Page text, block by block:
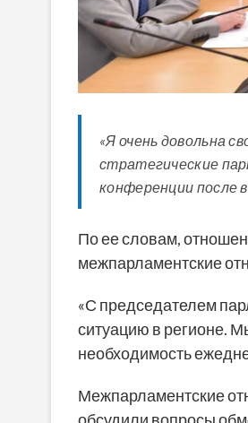
«Я очень довольна
стратегические
конференции после
По ее словам,
межпарламентские
«С председателем
ситуацию в регионе.
необходимость
Межпарламентские